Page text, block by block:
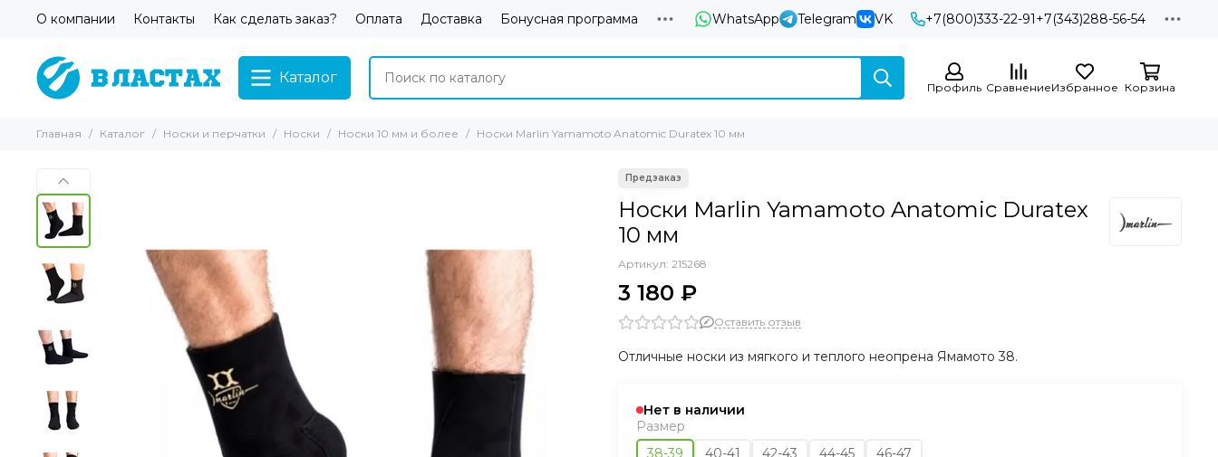
О компании Контакты Как сделать заказ? Оплата Доставка Бонусная программа WhatsApp Telegram VK +7(800)333-22-91+7(343)288-56-54
Каталог
Профиль СравнениеИзбранное Корзина
Главная Каталог Носки и перчатки Носки Носки 10 мм и более Носки Marlin Yamamoto Anatomic Duratex 10 мм
Носки Marlin Yamamoto Anatomic Duratex
10 мм
Артикул: 215268
3 180 ₽
Оставить отзыв
Отличные носки из мягкого и теплого неопрена Ямамото 38.
Нет в наличии
Размер
38-39
40-41 42-43 44-45
46-47